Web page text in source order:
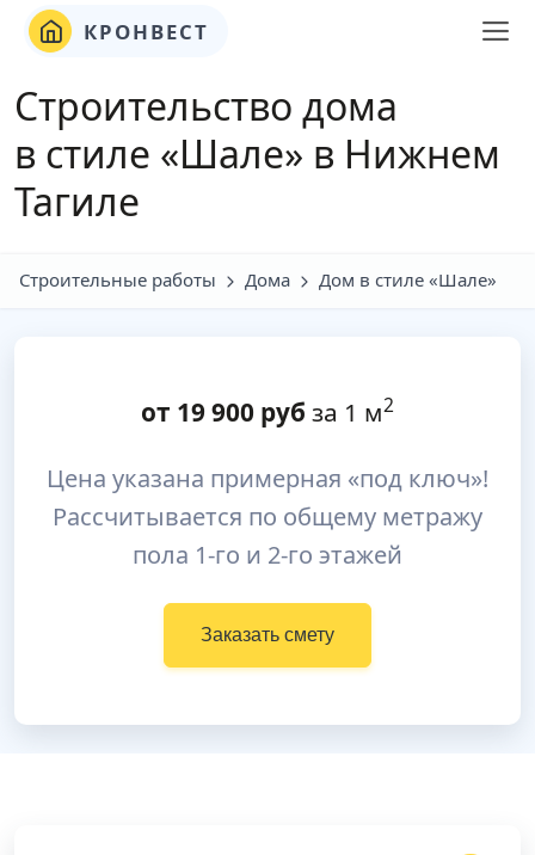
КРОНВЕСТ
Строительство дома
в стиле «Шале» в Нижнем
Тагиле
Строительные работы Дома Дом в стиле «Шале»
от 19 900 руб за 1 м2
Цена указана примерная «под ключ»!
Рассчитывается по общему метражу
пола 1-го и 2-го этажей
Заказать смету